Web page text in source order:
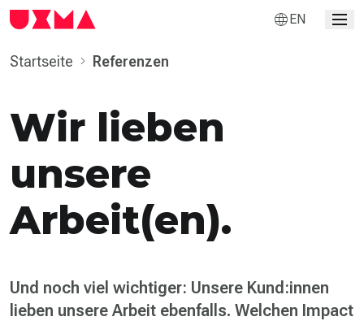
EN
Startseite Referenzen
Wir lieben
unsere
Arbeit(en).
Und noch viel wichtiger: Unsere Kund:innen
lieben unsere Arbeit ebenfalls. Welchen Impact